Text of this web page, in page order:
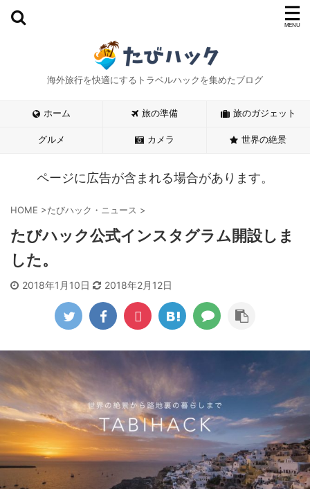
海外旅行を快適にするトラベルハックを集めたブログ
ホーム 旅の準備 旅のガジェット
グルメ カメラ 世界の絶景
ページに広告が含まれる場合があります。
HOME >たびハック・ニュース >
たびハック公式インスタグラム開設しま
した。
2018年1月10日 2018年2月12日